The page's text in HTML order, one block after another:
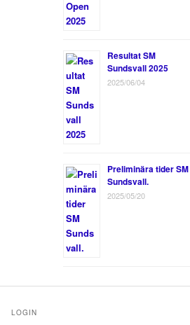
Resultat SM
Sundsvall 2025
2025/06/04
Preliminära tider SM
Sundsvall.
2025/05/20
LOGIN